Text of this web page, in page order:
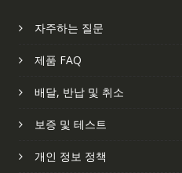
자주하는 질문
제품 FAQ
배달, 반납 및 취소
보증 및 테스트
개인 정보 정책